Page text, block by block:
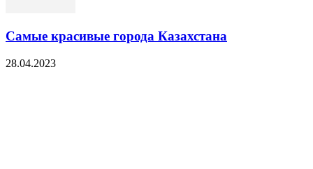
Самые красивые города Казахстана
28.04.2023